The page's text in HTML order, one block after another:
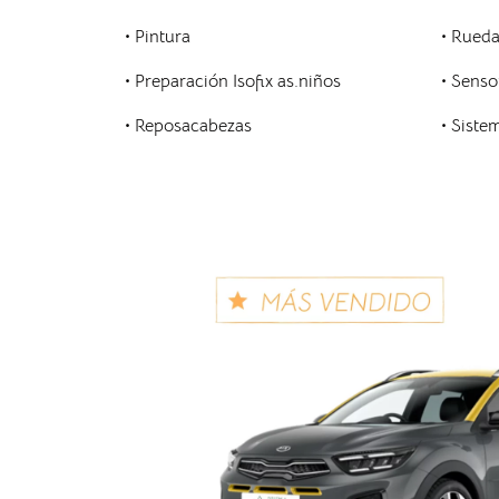
• Pintura
• Preparación Isofix as.niños
• Reposacabezas
•
•
•